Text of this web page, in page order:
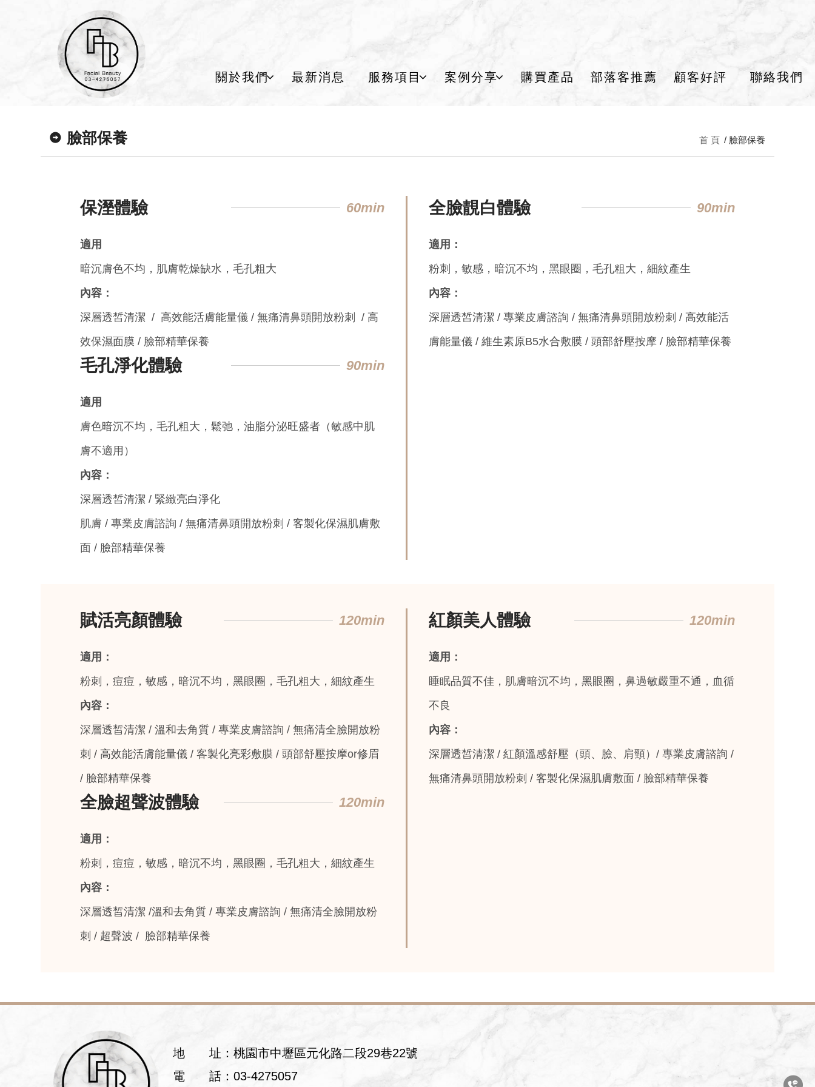
關於我們 最新消息 服務項目 案例分享 購買產品 部落客推薦 顧客好評 聯絡我們
臉部保養 首 頁 臉部保養
保溼體驗 60min
適用
暗沉膚色不均，肌膚乾燥缺水，毛孔粗大
內容：
深層透皙清潔 / 高效能活膚能量儀 / 無痛清鼻頭開放粉刺 / 高
效保濕面膜 / 臉部精華保養
毛孔淨化體驗 90min
適用
膚色暗沉不均，毛孔粗大，鬆弛，油脂分泌旺盛者（敏感中肌
膚不適用）
內容：
深層透皙清潔 / 緊緻亮白淨化
肌膚 / 專業皮膚諮詢 / 無痛清鼻頭開放粉刺 / 客製化保濕肌膚敷
面 / 臉部精華保養
全臉靚白體驗 90min
適用：
粉刺，敏感，暗沉不均，黑眼圈，毛孔粗大，細紋產生
內容：
深層透皙清潔 / 專業皮膚諮詢 / 無痛清鼻頭開放粉刺 / 高效能活
膚能量儀 / 維生素原B5水合敷膜 / 頭部舒壓按摩 / 臉部精華保養
賦活亮顏體驗 120min
適用：
粉刺，痘痘，敏感，暗沉不均，黑眼圈，毛孔粗大，細紋產生
內容：
深層透皙清潔 / 溫和去角質 / 專業皮膚諮詢 / 無痛清全臉開放粉
刺 / 高效能活膚能量儀 / 客製化亮彩敷膜 / 頭部舒壓按摩or修眉
/ 臉部精華保養
全臉超聲波體驗 120min
適用：
粉刺，痘痘，敏感，暗沉不均，黑眼圈，毛孔粗大，細紋產生
內容：
深層透皙清潔 /溫和去角質 / 專業皮膚諮詢 / 無痛清全臉開放粉
刺 / 超聲波 / 臉部精華保養
紅顏美人體驗 120min
適用：
睡眠品質不佳，肌膚暗沉不均，黑眼圈，鼻過敏嚴重不通，血循
不良
內容：
深層透皙清潔 / 紅顏溫感舒壓（頭、臉、肩頸）/ 專業皮膚諮詢 /
無痛清鼻頭開放粉刺 / 客製化保濕肌膚敷面 / 臉部精華保養
地
址：桃園市中壢區元化路二段29巷22號
電
話： 03-4275057